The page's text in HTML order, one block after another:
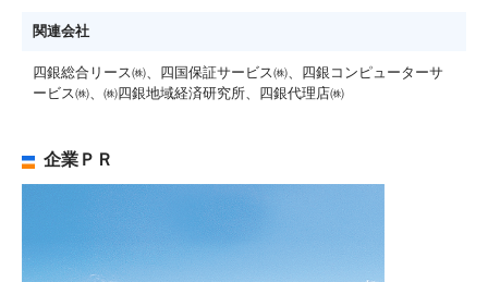
関連会社
四銀総合リース㈱、四国保証サービス㈱、四銀コンピューターサ
ービス㈱、㈱四銀地域経済研究所、四銀代理店㈱
企業ＰＲ